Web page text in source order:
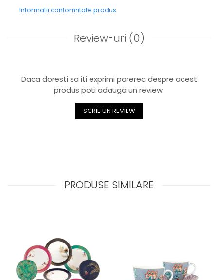
CHIQUE GALBEN
Informatii conformitate produs
Review-uri (0)
Daca doresti sa iti exprimi parerea despre acest
produs poti adauga un review.
SCRIE UN REVIEW
PRODUSE SIMILARE